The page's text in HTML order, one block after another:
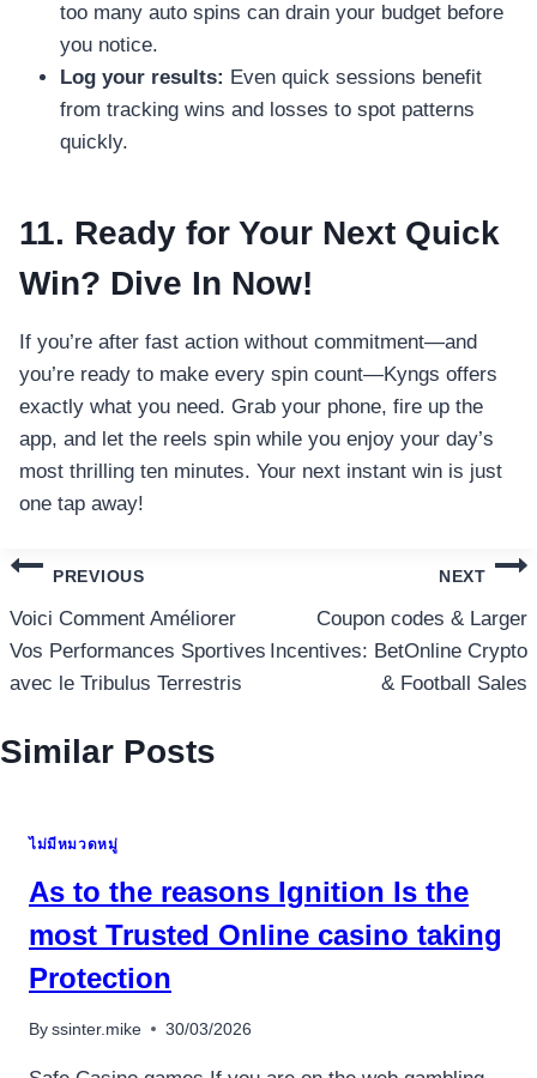
too many auto spins can drain your budget before
you notice.
Log your results: Even quick sessions benefit
from tracking wins and losses to spot patterns
quickly.
11. Ready for Your Next Quick
Win? Dive In Now!
If you’re after fast action without commitment—and
you’re ready to make every spin count—Kyngs offers
exactly what you need. Grab your phone, fire up the
app, and let the reels spin while you enjoy your day’s
most thrilling ten minutes. Your next instant win is just
one tap away!
แนะแนว
เรื่อง
PREVIOUS
Voici Comment Améliorer
Vos Performances Sportives
avec le Tribulus Terrestris
NEXT
Coupon codes & Larger
Incentives: BetOnline Crypto
& Football Sales
Similar Posts
ไม่มีหมวดหมู่
As to the reasons Ignition Is the
most Trusted Online casino taking
Protection
By ssinter.mike 30/03/2026